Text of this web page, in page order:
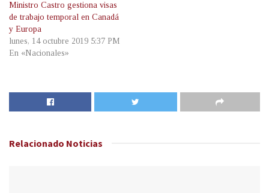
Ministro Castro gestiona visas
de trabajo temporal en Canadá
y Europa
lunes, 14 octubre 2019 5:37 PM
En «Nacionales»
Relacionado Noticias